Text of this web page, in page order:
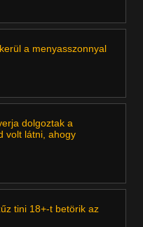
a menyasszonnyal
dolgoztak a
volt látni, ahogy
tini 18+-t betörik az